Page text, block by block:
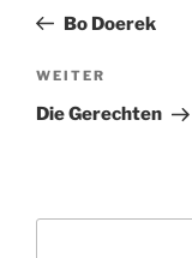
Beitrag
Bo Doerek
Nächster
Beitrag
WEITER
Die Gerechten